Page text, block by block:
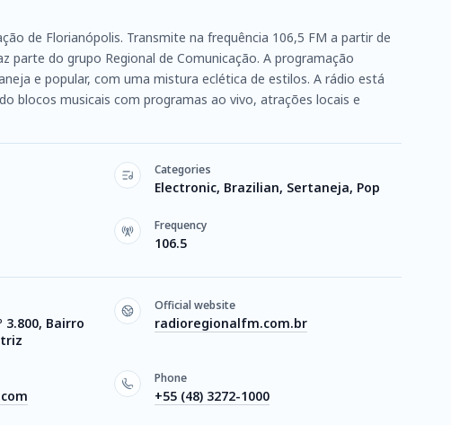
de Florianópolis. Transmite na frequência 106,5 FM a partir de
parte do grupo Regional de Comunicação. A programação
e popular, com uma mistura eclética de estilos. A rádio está
blocos musicais com programas ao vivo, atrações locais e
Categories
Electronic, Brazilian, Sertaneja, Pop
Frequency
106.5
3.800, Bairro
Official website
radioregionalfm.com.br
Phone
+55 (48) 3272-1000